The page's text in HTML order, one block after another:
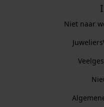
Niet naar